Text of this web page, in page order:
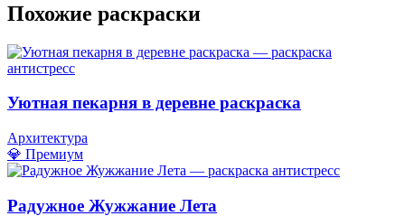
Похожие раскраски
Уютная пекарня в деревне раскраска
Архитектура
💎 Премиум
Радужное Жужжание Лета